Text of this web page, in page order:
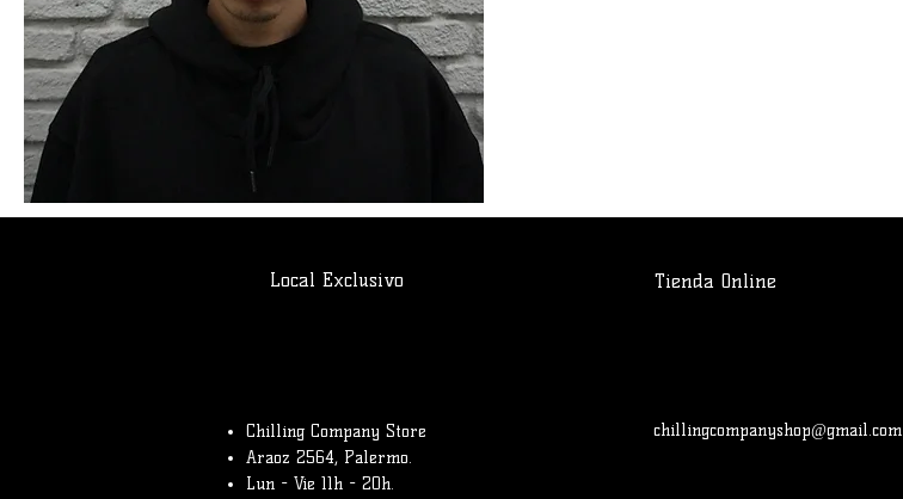
Local Exclusivo
Chilling Company Store
Araoz 2564, Palermo.
Lun - Vie 11h - 20h.
Tienda Online
chillingcompanyshop@gmail.com